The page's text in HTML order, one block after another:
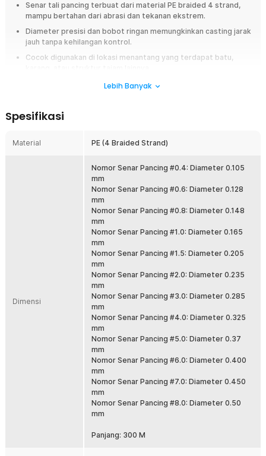
Senar tali pancing terbuat dari material PE braided 4 strand,
mampu bertahan dari abrasi dan tekanan ekstrem.
Diameter presisi dan bobot ringan memungkinkan casting jarak
jauh tanpa kehilangan kontrol.
Cocok digunakan di lokasi menantang yang terdapat batu,
Senar lentur namun kuat, cocok metode mancing casting,
Dapat digunakan di air asin yang korosif atau air tawar yang
berarus deras.
Overview
Gunakan senar pancing PE braided 300M dari TaffSPORT yang dirancang
kuat, halus, dan tahan abrasi untuk berbagai kondisi memancing. Cocok
digunakan di laut, sungai, dan kolam dengan performa stabil saat casting
maupun fight ikan besar. Solusi tepat untuk pemancing pemula hingga
Material PE Braided 4 Strand Kuat
Menggunakan bahan PE braided 4 anyaman yang terkenal kuat dan
tahan lama. Struktur serat rapat membantu menahan tarikan besar
saat strike. Cocok untuk area berbatu, karang, dan spot ekstrem.
Panjang 300 M Lebih Fleksibel
Dengan panjang 300 M, senar cukup untuk pengisian spool reel
ukuran kecil hingga menengah. Bisa digunakan untuk beberapa
setup sekaligus. Lebih hemat dibanding membeli spool kecil
Diameter Presisi dan Casting Jauh
Diameter senar dibuat presisi agar lebih licin saat keluar dari spool.
Membantu lemparan lebih jauh dan akurat saat casting. Sangat
cocok untuk teknik mancing aktif.
sensitif terhadap getaran kecil. Gigitan ikan lebih cepat terasa di
Lebih Banyak
Spesifikasi
Material PE (4 Braided Strand)
Dimensi
Nomor Senar Pancing #0.4: Diameter 0.105
mm
Nomor Senar Pancing #0.6: Diameter 0.128
mm
Nomor Senar Pancing #0.8: Diameter 0.148
mm
Nomor Senar Pancing #1.0: Diameter 0.165
mm
Nomor Senar Pancing #1.5: Diameter 0.205
mm
Nomor Senar Pancing #2.0: Diameter 0.235
mm
Nomor Senar Pancing #3.0: Diameter 0.285
mm
Nomor Senar Pancing #4.0: Diameter 0.325
mm
Nomor Senar Pancing #5.0: Diameter 0.37
mm
Nomor Senar Pancing #6.0: Diameter 0.400
mm
Nomor Senar Pancing #7.0: Diameter 0.450
mm
Nomor Senar Pancing #8.0: Diameter 0.50
mm
Panjang: 300 M